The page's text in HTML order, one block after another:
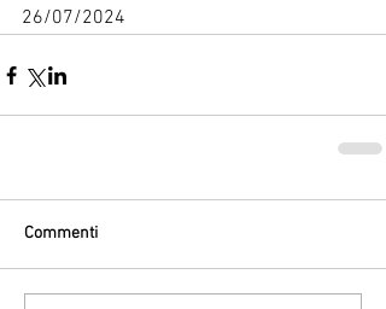
26/07/2024
Commenti